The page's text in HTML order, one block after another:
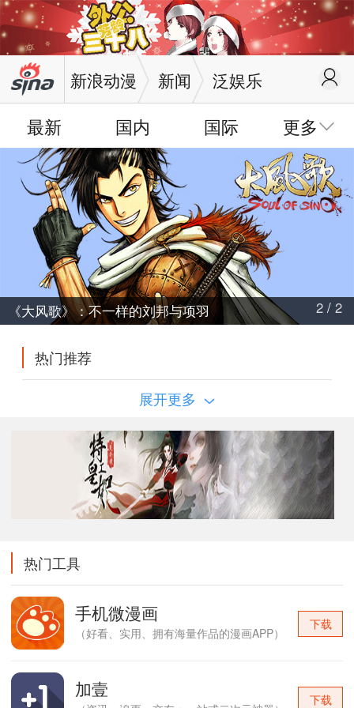
新浪动漫 新闻 泛娱乐
最新 国内
国际
动漫
漫画 周边
更多
《大风歌》：不一样的刘邦与项羽 2 / 2
热门推荐
展开更多
热门工具
手机微漫画
（好看、实用、拥有海量作品的漫画APP）
下载
加壹 下载